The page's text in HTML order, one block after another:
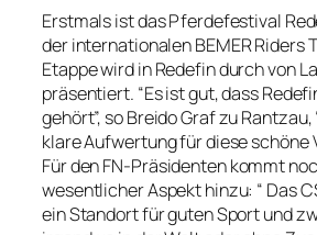
Erstmals ist das Pferdefestival
der internationalen BEMER Riders
Etappe wird in Redefin durch von
präsentiert. “Es ist gut, dass
gehört”, so Breido Graf zu Rantzau,
klare Aufwertung für diese schöne
Für den FN-Präsidenten kommt
wesentlicher Aspekt hinzu: “ Das
ein Standort für guten Sport und